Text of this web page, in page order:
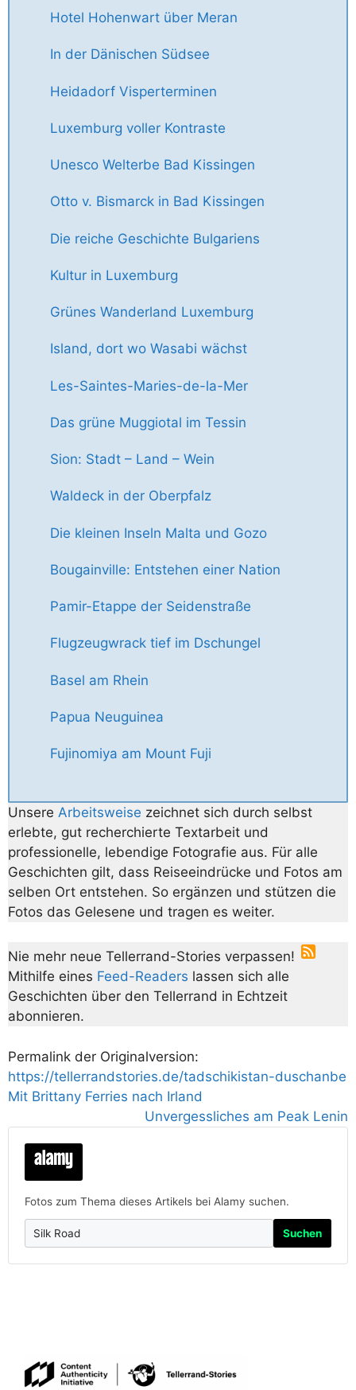
Hotel Hohenwart über Meran
In der Dänischen Südsee
Heidadorf Visperterminen
Luxemburg voller Kontraste
Unesco Welterbe Bad Kissingen
Otto v. Bismarck in Bad Kissingen
Die reiche Geschichte Bulgariens
Kultur in Luxemburg
Grünes Wanderland Luxemburg
Island, dort wo Wasabi wächst
Les-Saintes-Maries-de-la-Mer
Das grüne Muggiotal im Tessin
Sion: Stadt – Land – Wein
Waldeck in der Oberpfalz
Die kleinen Inseln Malta und Gozo
Bougainville: Entstehen einer Nation
Pamir-Etappe der Seidenstraße
Flugzeugwrack tief im Dschungel
Basel am Rhein
Papua Neuguinea
Fujinomiya am Mount Fuji
Unsere Arbeitsweise zeichnet sich durch selbst
erlebte, gut recherchierte Textarbeit und
professionelle, lebendige Fotografie aus. Für alle
Geschichten gilt, dass Reiseeindrücke und Fotos am
selben Ort entstehen. So ergänzen und stützen die
Fotos das Gelesene und tragen es weiter.
Nie mehr neue Tellerrand-Stories verpassen!
Mithilfe eines Feed-Readers lassen sich alle
Geschichten über den Tellerrand in Echtzeit
abonnieren.
Permalink der Originalversion:
https://tellerrandstories.de/tadschikistan-duschanbe
Mit Brittany Ferries nach Irland
Unvergessliches am Peak Lenin
Fotos zum Thema dieses Artikels bei Alamy suchen.
Suchen